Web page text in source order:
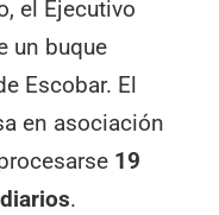
el Ejecutivo
un buque
Escobar. El
en asociación
19
.